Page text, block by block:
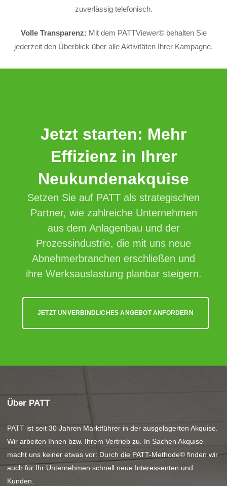
zuverlässig telefonisch.
Volle Transparenz: Mit dem PATTViewer© behalten Sie
jederzeit den Überblick über alle Aktivitäten Ihrer Kampagne.
Jetzt starten: Mehr
Effizienz in Ihrer
Neukundenakquise
Setzen Sie auf PATT als strategischen
Partner, wie zahlreiche Unternehmen
aus dem Anlagenbau und der
Prozessindustrie, die mit uns neue
Abnehmerbranchen erschließen und
ihre Werksauslastung planbar steigern.
JETZT UNVERBINDLICHES ANGEBOT ANFORDERN
Über PATT
PATT ist seit 30 Jahren Marktführer in der ausgelagerten Akquise.
Wir arbeiten Ihnen bzw. Ihrem Vertrieb zu. In Sachen Akquise
macht uns keiner etwas vor: Durch die PATT-Methode© finden wir
auch für Ihr Unternehmen schnell neue Interessenten und
Kunden.